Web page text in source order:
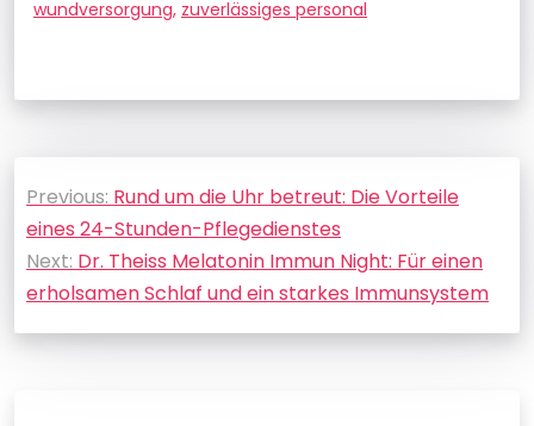
wundversorgung, zuverlässiges personal
Beitragsnavigation
Previous: Rund um die Uhr betreut: Die Vorteile
eines 24-Stunden-Pflegedienstes
Next: Dr. Theiss Melatonin Immun Night: Für einen
erholsamen Schlaf und ein starkes Immunsystem